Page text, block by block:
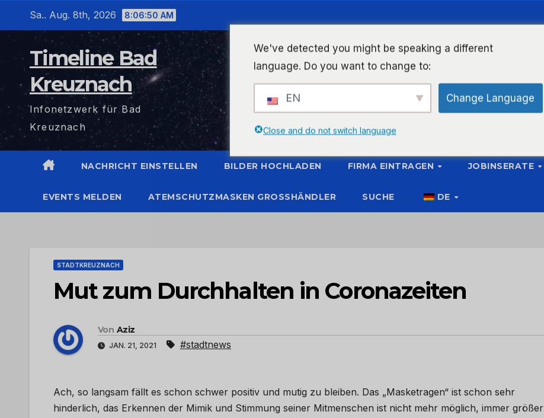
Sa.. Aug. 8th, 2026 8:06:51 AM
Timeline Bad
Kreuznach
Infonetzwerk für Bad
Kreuznach
NACHRICHT EINSTELLEN BILDER HOCHLADEN FIRMA EINTRAGEN JOBINSERATE
EVENTS MELDEN ATEMSCHUTZMASKEN GROSSHÄNDLER SUCHE DE
STADTKREUZNACH
Mut zum Durchhalten in Coronazeiten
Von Aziz
JAN. 21, 2021 #stadtnews
Ach, so langsam fällt es schon schwer positiv und mutig zu bleiben. Das „Masketragen“ ist schon sehr
hinderlich, das Erkennen der Mimik und Stimmung seiner Mitmenschen ist nicht mehr möglich, immer größer
We've detected you might be speaking a different
language. Do you want to change to:
EN Change Language
Close and do not switch language